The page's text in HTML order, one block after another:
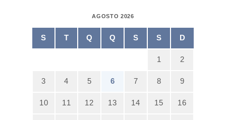
AGOSTO 2026
S T Q Q S S D
1 2
3 4 5 6 7 8 9
10 11 12 13 14 15 16